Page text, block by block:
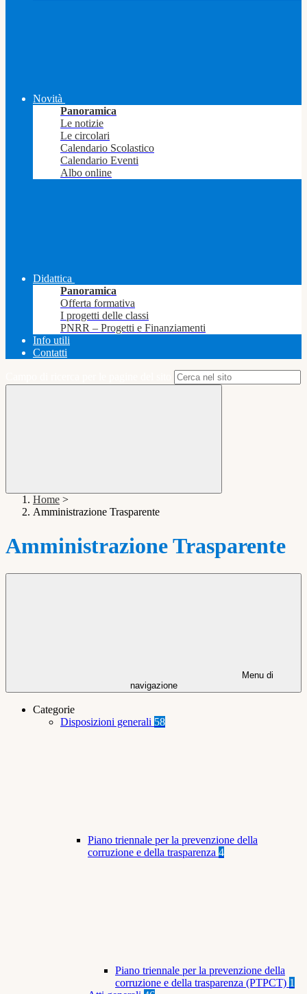
Novità
Panoramica
Le notizie
Le circolari
Calendario Scolastico
Calendario Eventi
Albo online
Didattica
Panoramica
Offerta formativa
I progetti delle classi
PNRR – Progetti e Finanziamenti
Info utili
Contatti
Home >
Amministrazione Trasparente
Amministrazione Trasparente
Menu di
navigazione
Categorie
Disposizioni generali 58
Piano triennale per la prevenzione della
corruzione e della trasparenza 4
Piano triennale per la prevenzione della
corruzione e della trasparenza (PTPCT) 1